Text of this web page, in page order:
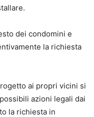
dei condomini e
la richiesta
ai propri vicini si
azioni legali dai
la richiesta in